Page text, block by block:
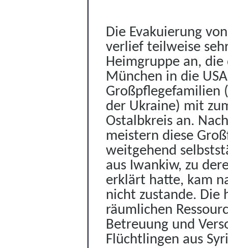
Die Evakuierung
verlief teilweise
Heimgruppe an,
München in die
Großpflegefamilien
der Ukraine) mit
Ostalbkreis an.
meistern diese
weitgehend
aus Iwankiw, zu
erklärt hatte, kam
nicht zustande.
räumlichen
Betreuung und
Flüchtlingen aus